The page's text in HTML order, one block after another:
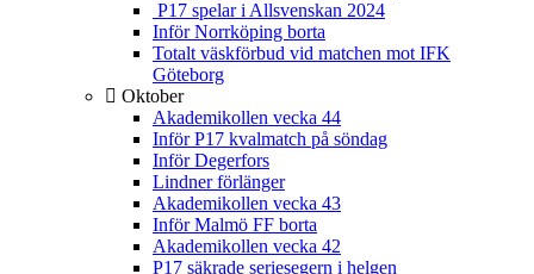
P17 spelar i Allsvenskan 2024
Inför Norrköping borta
Totalt väskförbud vid matchen mot IFK
Göteborg
Oktober
Akademikollen vecka 44
Inför P17 kvalmatch på söndag
Inför Degerfors
Lindner förlänger
Akademikollen vecka 43
Inför Malmö FF borta
Akademikollen vecka 42
P17 säkrade seriesegern i helgen